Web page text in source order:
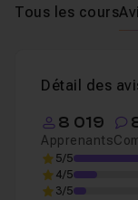
Tous les cours
Détail des
8 019
Apprenants
5/5
4/5
3/5